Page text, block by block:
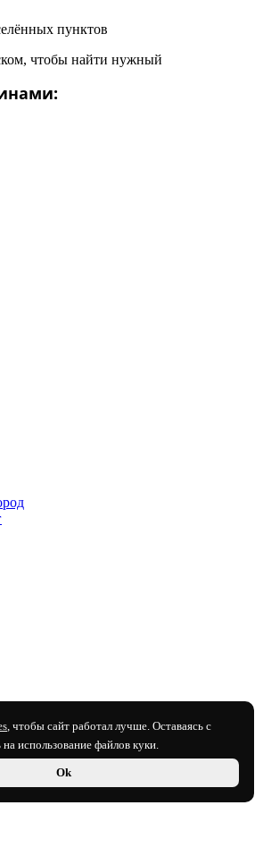
, чтобы сайт работал лучше. Оставаясь с
использование файлов куки.
Ok
пунктов
чтобы найти нужный